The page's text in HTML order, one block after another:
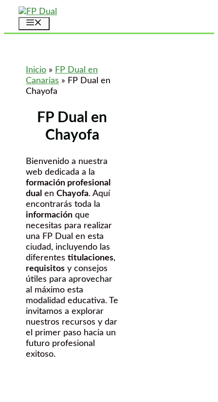
Saltar
contenido
Inicio » FP Dual en
Canarias » FP Dual en
Chayofa
FP Dual en
Chayofa
Bienvenido a nuestra
web dedicada a la
formación profesional
dual en Chayofa. Aquí
encontrarás toda la
información que
necesitas para realizar
una FP Dual en esta
ciudad, incluyendo las
diferentes titulaciones,
requisitos y consejos
útiles para aprovechar
al máximo esta
modalidad educativa. Te
invitamos a explorar
nuestros recursos y dar
el primer paso hacia un
futuro profesional
exitoso.